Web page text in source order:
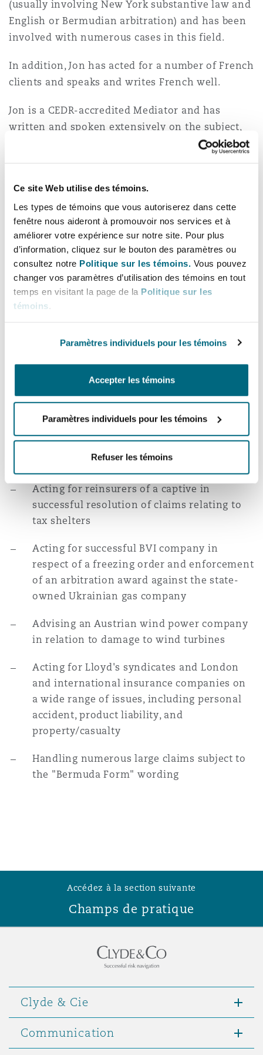
Ce site Web utilise des témoins.
Les types de témoins que vous autoriserez dans cette
fenêtre nous aideront à promouvoir nos services et à
améliorer votre expérience sur notre site. Pour plus
d’information, cliquez sur le bouton des paramètres ou
consultez notre Politique sur les témoins. Vous pouvez
changer vos paramètres d’utilisation des témoins en tout
temps en visitant la page de la Politique sur les
témoins
Paramètres individuels pour les témoins
Accepter les témoins
Paramètres individuels pour les témoins
Refuser les témoins
Entretien, réparation et
Droit aérien commercial
Droit réglementaire
Risques politiques et crédit
Responsabilité du fabricant
produits
Assurance biens
Assurance spécialisée
Jersey
County
Francisco
(D. C.)
The St Botolph Building
2 New Bailey
Bulletins
(usually involving New York substantive law and
English or Bermudian arbitration) and has been
involved with numerous cases in this field.
In addition, Jon has acted for a number of French
clients and speaks and writes French well.
Jon is a CEDR-accredited Mediator and has
written and spoken extensively on the subject,
as well as having participated in numerous
Negotiation by CEDR.
Jon was educated at Trinity College, Cambridge
(Classics, First Class Honours; Part IB Law) and at
the College of Law in London (First Class
Honours).
Expérience
Acting for successful
English Courts, AZICO v XL and ACE
Acting for successful respondents in a
Form arbitration in London and Bermuda,
involving Fortune 500 companies
Acting for reinsurers of a captive in
successful resolution of claims relating to
tax shelters
Acting for successful BVI company in
respect of a freezing order and enforcement
of an arbitration award against the state-
owned Ukrainian gas company
Advising an Austrian wind power company
in relation to damage to wind turbines
Acting for Lloyd's syndicates and London
and international insurance companies on
a wide range of issues, including personal
accident, product liability, and
property/casualty
Handling numerous large claims subject to
the "Bermuda Form" wording
Accédez à la section suivante
Champs de pratique
Clyde & Cie
Communication